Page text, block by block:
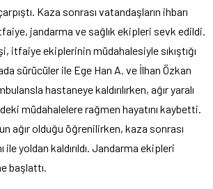
Kaza sonrası vatandaşların ihbarı
jandarma ve sağlık ekipleri sevk edildi.
itfaiye ekiplerinin müdahalesiyle sıkıştığı
sürücüler ile Ege Han A. ve İlhan Özkan
hastaneye kaldırılırken, ağır yaralı
müdahalelere rağmen hayatını kaybetti.
ağır olduğu öğrenilirken, kaza sonrası
ile yoldan kaldırıldı. Jandarma ekipleri
başlattı.